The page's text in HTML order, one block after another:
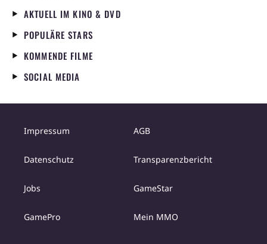
AKTUELL IM KINO & DVD
POPULÄRE STARS
KOMMENDE FILME
SOCIAL MEDIA
Impressum AGB
Datenschutz Transparenzbericht
Jobs GameStar
GamePro Mein MMO